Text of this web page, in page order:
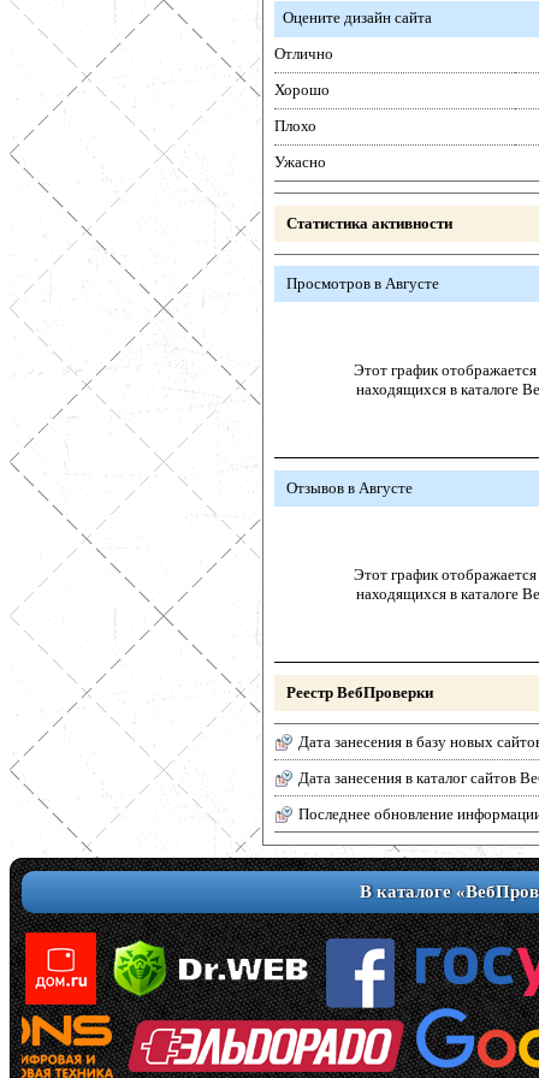
Оцените дизайн сайта
Отлично
Хорошо
Плохо
Ужасно
Статистика активности
Просмотров в Августе
Этот график отображается
находящихся в каталоге
Отзывов в Августе
Этот график отображается
находящихся в каталоге
Реестр ВебПроверки
Дата занесения в базу новых
Дата занесения в каталог сайтов
Последнее обновление
В каталоге